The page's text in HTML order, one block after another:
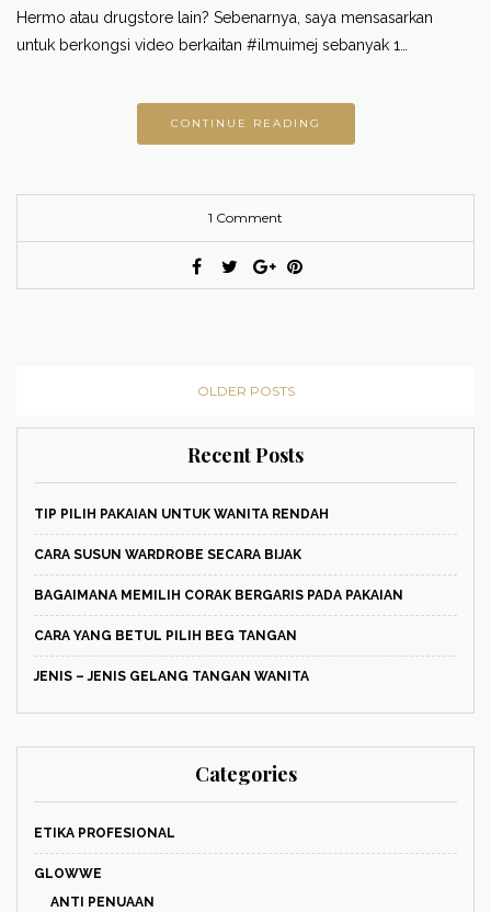
Hermo atau drugstore lain? Sebenarnya, saya mensasarkan
untuk berkongsi video berkaitan #ilmuimej sebanyak 1…
CONTINUE READING
1 Comment
OLDER POSTS
Recent Posts
TIP PILIH PAKAIAN UNTUK WANITA RENDAH
CARA SUSUN WARDROBE SECARA BIJAK
BAGAIMANA MEMILIH CORAK BERGARIS PADA PAKAIAN
CARA YANG BETUL PILIH BEG TANGAN
JENIS – JENIS GELANG TANGAN WANITA
Categories
ETIKA PROFESIONAL
GLOWWE
ANTI PENUAAN